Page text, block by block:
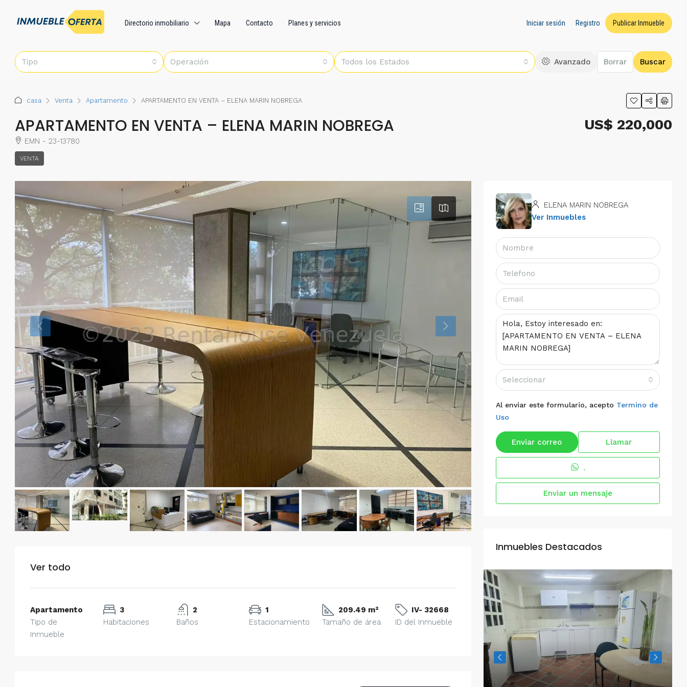
Directorio inmobiliario Mapa Contacto Planes y servicios Iniciar sesión Registro Publicar Inmueble
Tipo Operación Todos los Estados Avanzado Borrar Buscar
casa Venta Apartamento APARTAMENTO EN VENTA – ELENA MARIN NOBREGA
APARTAMENTO EN VENTA – ELENA MARIN NOBREGA
EMN - 23-13780
VENTA
US$ 220,000
Ver todo
Apartamento
Tipo de
Inmueble
3
Habitaciones
2
Baños
1
Estacionamiento
209.49 m²
Tamaño de área
IV- 32668
ID del Inmueble
ELENA MARIN NOBREGA
Ver Inmuebles
Seleccionar
Al enviar este formulario, acepto Termino de
Uso
Enviar correo Llamar
.
Enviar un mensaje
Inmuebles Destacados